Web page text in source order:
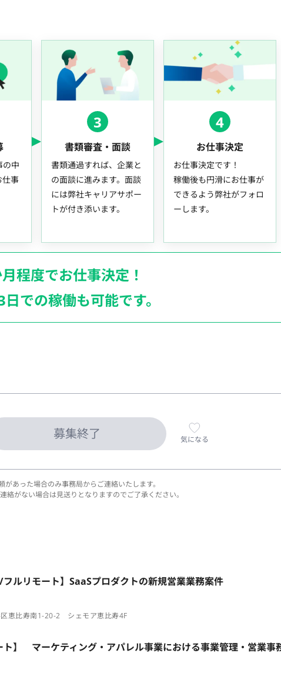
の中
仕事
3
書類審査・面談
書類通過すれば、企業と
の面談に進みます。面談
には弊社キャリアサポー
トが付き添います。
4
お仕事決定
お仕事決定です！
稼働後も円滑にお仕事が
できるよう弊社がフォロ
ーします。
程度でお仕事決定！
での稼働も可能です。
募集終了 気になる
あった場合のみ事務局からご連絡いたします。
絡がない場合は見送りとなりますのでご了承ください。
ルリモート】SaaSプロダクトの新規営業業務案件
区恵比寿南1-20-2 シェモア恵比寿4F
ト】 マーケティング・アパレル事業における事業管理・営業事